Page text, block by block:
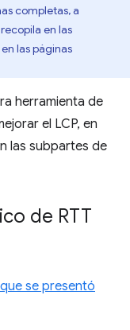
completas, a
en las
las páginas
herramienta de
el LCP, en
las subpartes de
de RTT
se presentó